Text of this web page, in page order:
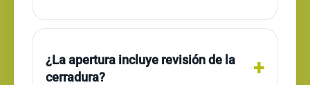
¿La apertura incluye revisión de la
cerradura?